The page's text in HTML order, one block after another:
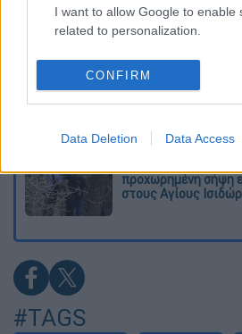
I want to allow Google to enable
related to personalization.
related to security, including
functionality and fraud
CONFIRM
Data Deletion Data Access
«Χωρίς σκηνές και
θερμοκρασίες»: Σε
Η ΕΛΑΣ διαψεύδει το
τουρίστα στην
προχωρημένη σήψη
στους Αγίους
#TAGS